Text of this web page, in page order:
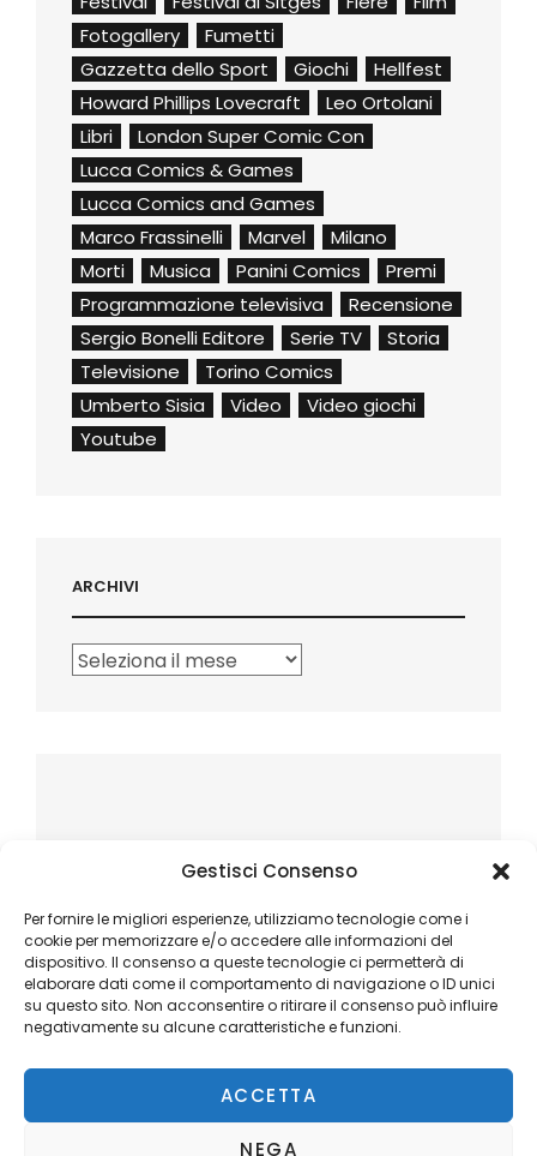
Gestisci Consenso
Per fornire le migliori esperienze, utilizziamo tecnologie come i
cookie per memorizzare e/o accedere alle informazioni del
dispositivo. Il consenso a queste tecnologie ci permetterà di
elaborare dati come il comportamento di navigazione o ID unici
su questo sito. Non acconsentire o ritirare il consenso può influire
negativamente su alcune caratteristiche e funzioni.
ACCETTA
NEGA
Fotogallery
Fumetti
Gazzetta dello Sport
Giochi
Hellfest
Howard Phillips Lovecraft
Leo Ortolani
Libri
London Super Comic Con
Lucca Comics & Games
Lucca Comics and Games
Marco Frassinelli
Marvel
Milano
Morti
Musica Panini Comics
Premi
Programmazione televisiva
Recensione
Sergio Bonelli Editore
Serie TV
Storia
Televisione
Torino Comics
Umberto Sisia
Video
Video giochi
Youtube
ARCHIVI
Archivi